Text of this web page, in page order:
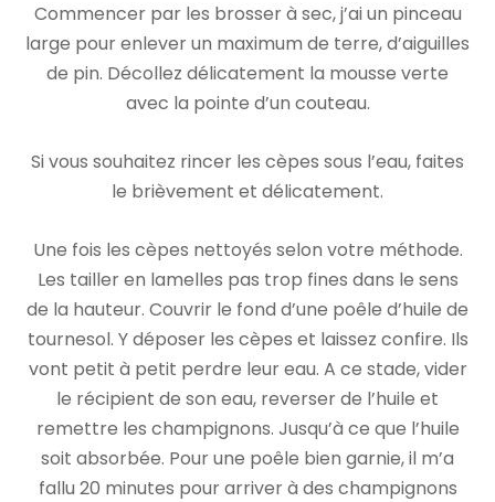
Commencer par les brosser à sec, j’ai un pinceau
large pour enlever un maximum de terre, d’aiguilles
de pin. Décollez délicatement la mousse verte
avec la pointe d’un couteau.
Si vous souhaitez rincer les cèpes sous l’eau, faites
le brièvement et délicatement.
Une fois les cèpes nettoyés selon votre méthode.
Les tailler en lamelles pas trop fines dans le sens
de la hauteur. Couvrir le fond d’une poêle d’huile de
tournesol. Y déposer les cèpes et laissez confire. Ils
vont petit à petit perdre leur eau. A ce stade, vider
le récipient de son eau, reverser de l’huile et
remettre les champignons. Jusqu’à ce que l’huile
soit absorbée. Pour une poêle bien garnie, il m’a
fallu 20 minutes pour arriver à des champignons